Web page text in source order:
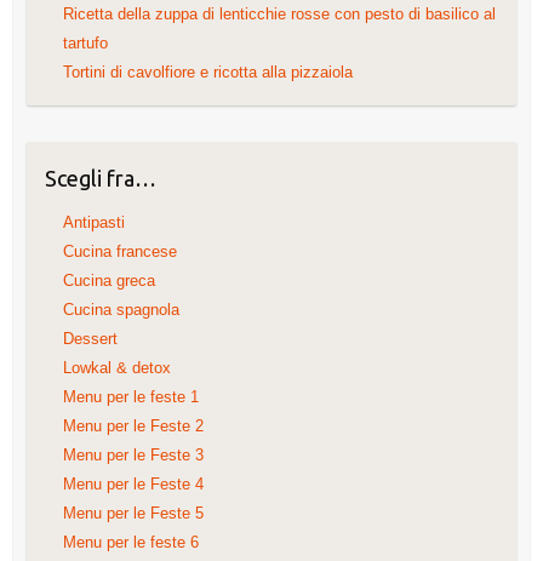
Ricetta della zuppa di lenticchie rosse con pesto di basilico al
tartufo
Tortini di cavolfiore e ricotta alla pizzaiola
Scegli fra…
Antipasti
Cucina francese
Cucina greca
Cucina spagnola
Dessert
Lowkal & detox
Menu per le feste 1
Menu per le Feste 2
Menu per le Feste 3
Menu per le Feste 4
Menu per le Feste 5
Menu per le feste 6